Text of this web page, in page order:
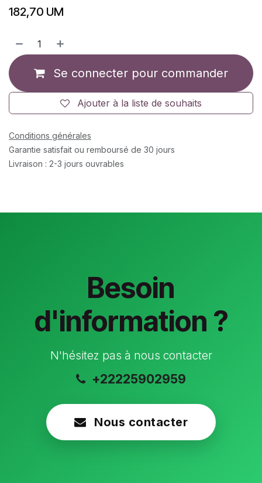
182,70 UM
Se connecter pour commander
Ajouter à la liste de souhaits
Conditions générales
Garantie satisfait ou remboursé de 30 jours
Livraison : 2-3 jours ouvrables
Besoin
d'information ?
N'hésitez pas à nous contacter
+22225902959
Nous contacter